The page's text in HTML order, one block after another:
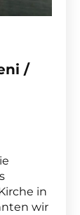
/
in
wir